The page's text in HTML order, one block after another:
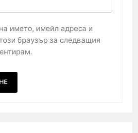
името, имейл адреса и
браузър за следващия